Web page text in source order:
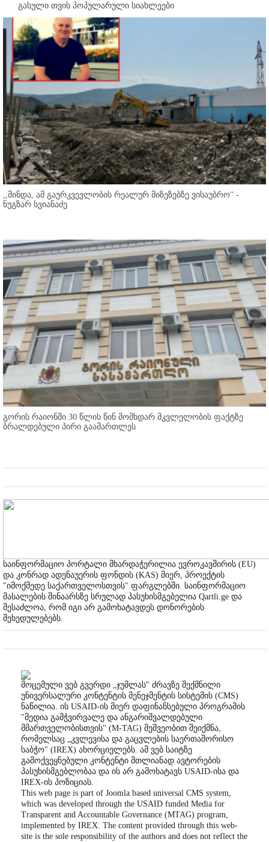
გასული თვის პოპულარული სიახლეები
,,მინდა, ამ გაურკვევლობის რეალურ მიზეზებზე ვისაუბრო'' -
ნუგზარ სვიანაძე
გორის რაიონში 30 წლის წინ მომხდარ მკვლელობის ფაქტზე
ბრალდებული პირი გაამართლეს
საინფორმაციო პორტალი მხარდაჭერილია ევროკავშირის (EU)
და კონრად ადენაუერის ფონდის (KAS) მიერ, პროექტის
"იმოქმედე საქართველოსთვის" ფარგლებში. საინფორმაციო
მასალების შინაარსზე სრულად პასუხისმგებელია Qartli.ge და
შესაძლოა, რომ იგი არ გამოხატავდეს დონორების
შეხედულებებს.
მოცემული ვებ გვერდი „ჯუმლას" ძრავზე შექმნილი
უნივერსალური კონტენტის მენეჯმენტის სისტემის (CMS)
ნაწილია. ის USAID-ის მიერ დაფინანსებული პროგრამის
"მედია გამჭვირვალე და ანგარიშვალდებული
მმართველობისთვის" (M-TAG) მეშვეობით შეიქმნა,
რომელსაც „კვლევისა და გაცვლების საერთაშორისო
საბჭო" (IREX) ახორციელებს. ამ ვებ საიტზე
გამოქვეყნებული კონტენტი მთლიანად ავტორების
პასუხისმგებლობაა და ის არ გამოხატავს USAID-ისა და
IREX-ის პოზიციას.
This web page is part of Joomla based universal CMS system,
which was developed through the USAID funded Media for
Transparent and Accountable Governance (MTAG) program,
implemented by IREX. The content provided through this web-
site is the sole responsibility of the authors and does not reflect the